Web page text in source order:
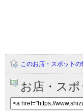
このお店・スポット
お店・ス